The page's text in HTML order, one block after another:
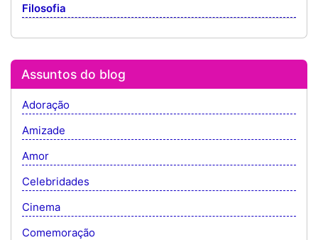
Filosofia
Assuntos do blog
Adoração
Amizade
Amor
Celebridades
Cinema
Comemoração